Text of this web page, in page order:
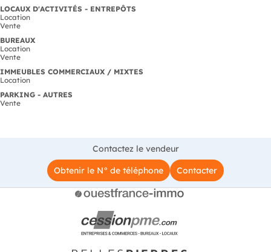
LOCAUX D'ACTIVITÉS - ENTREPÔTS
Location
Vente
BUREAUX
Location
Vente
IMMEUBLES COMMERCIAUX / MIXTES
Location
PARKING - AUTRES
Vente
Contactez le vendeur
Obtenir le N° de téléphone
Contacter